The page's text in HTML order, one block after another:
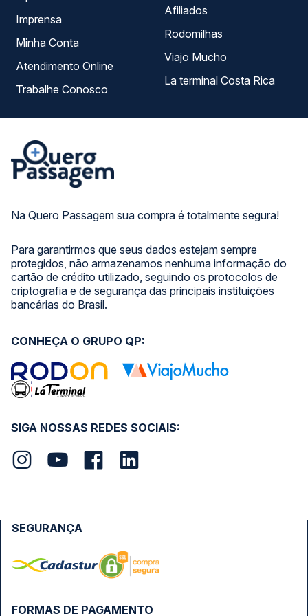
Na Quero Passagem sua compra é totalmente segura!
Para garantirmos que seus dados estejam sempre
protegidos, não armazenamos nenhuma informação do
cartão de crédito utilizado, seguindo os protocolos de
criptografia e de segurança das principais instituições
bancárias do Brasil.
Imprensa
Minha Conta
Atendimento Online
Trabalhe Conosco
Afiliados
Rodomilhas
Viajo Mucho
La terminal Costa Rica
SIGA NOSSAS REDES SOCIAIS:
CONHEÇA O GRUPO QP:
FORMAS DE PAGAMENTO
SEGURANÇA